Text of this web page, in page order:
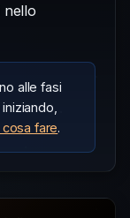
nello
alle fasi
fare.